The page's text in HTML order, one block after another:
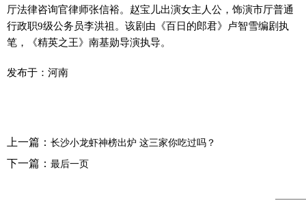
厅法律咨询官律师张信裕。赵宝儿出演女主人公，饰演市厅普通
行政职9级公务员李洪祖。该剧由《百日的郎君》卢智雪编剧执
笔，《精英之王》南基勋导演执导。
发布于：河南
上一篇： 长沙小龙虾神榜出炉 这三家你吃过吗？
下一篇： 最后一页